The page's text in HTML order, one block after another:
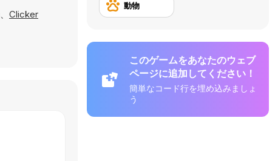
、 Clicker
動物
このゲームをあなたのウェブ
ページに追加してください！
簡単なコード行を埋め込みましょ
う